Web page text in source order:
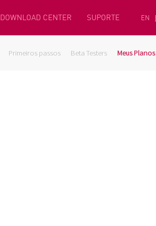
DOWNLOAD CENTER SUPORTE EN
Primeiros passos Beta Testers Meus Planos